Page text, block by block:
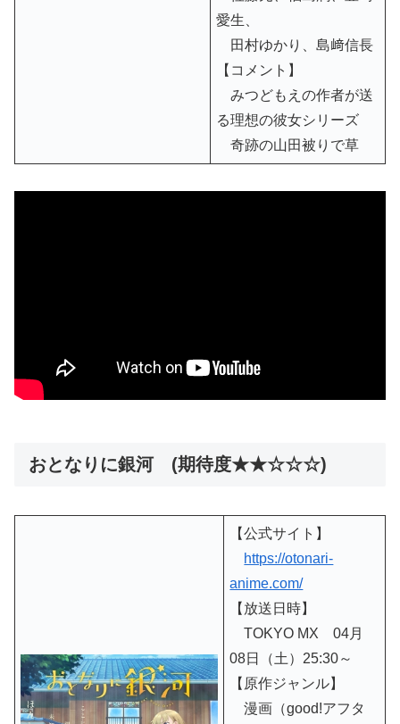
愛生、
田村ゆかり、島﨑信長
【コメント】
みつどもえの作者が送
る理想の彼女シリーズ
奇跡の山田被りで草
おとなりに銀河 (期待度★★☆☆☆)
【公式サイト】
https://otonari-
anime.com/
【放送日時】
TOKYO MX 04月
08日（土）25:30～
【原作ジャンル】
漫画（good!アフタ